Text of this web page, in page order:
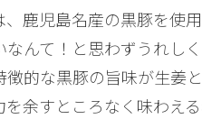
鹿児島名産の黒豚を使
んて！と思わずうれし
的な黒豚の旨味が生姜
余すところなく味わえ